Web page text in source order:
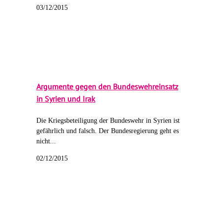
03/12/2015
Argumente gegen den Bundeswehreinsatz
in Syrien und Irak
Die Kriegsbeteiligung der Bundeswehr in Syrien ist
gefährlich und falsch. Der Bundesregierung geht es
nicht...
02/12/2015